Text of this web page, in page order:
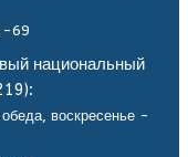
69
национальный
воскресенье -